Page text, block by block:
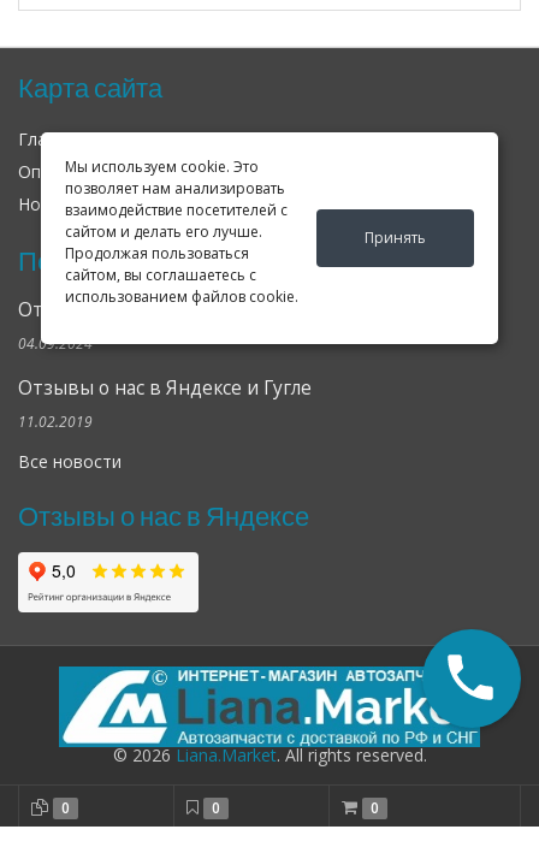
Мы используем cookie. Это
позволяет нам анализировать
взаимодействие посетителей с
сайтом и делать его лучше.
Продолжая пользоваться
сайтом, вы соглашаетесь с
использованием файлов cookie.
Принять
Карта сайта
Главная О нас
Контакты
Оплата
Доставка
Новости
Оферта Соглашение
Последние новости
Открылся клубный сервис Geely в Петербурге
04.09.2024
Отзывы о нас в Яндексе и Гугле
11.02.2019
Все новости
Отзывы о нас в Яндексе
© 2026Liana.Market. All rights reserved.
0 0 0